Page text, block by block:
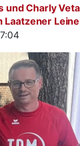
und Charly
Laatzener